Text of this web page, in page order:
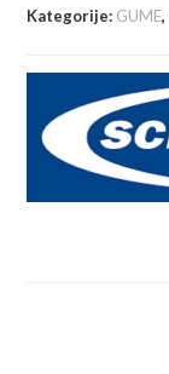
Kategorije: GUME,